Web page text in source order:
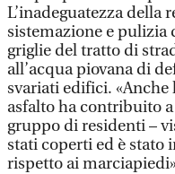
L’inadeguatezza della
sistemazione e pulizia
griglie del tratto di
all’acqua piovana di
svariati edifici.
asfalto ha contribuito
gruppo di residenti –
stati coperti ed è stato
rispetto ai